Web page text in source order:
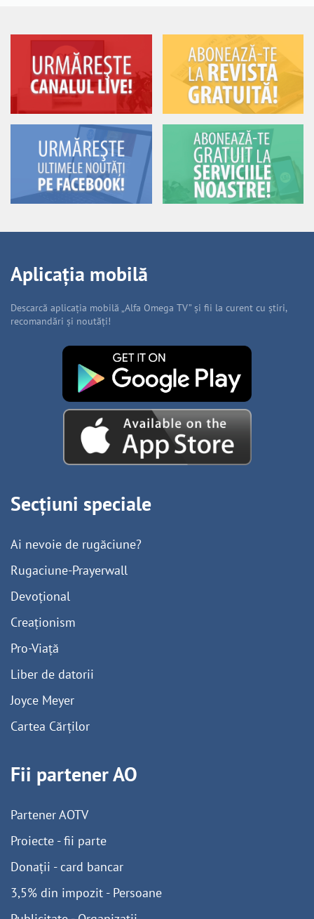
Aplicația mobilă
Descarcă aplicația mobilă „Alfa Omega TV” și fii la curent cu știri,
recomandări și noutăți!
Secțiuni speciale
Ai nevoie de rugăciune?
Rugaciune-Prayerwall
Devoțional
Creaționism
Pro-Viață
Liber de datorii
Joyce Meyer
Cartea Cărților
Fii partener AO
Partener AOTV
Proiecte - fii parte
Donații - card bancar
3,5% din impozit - Persoane